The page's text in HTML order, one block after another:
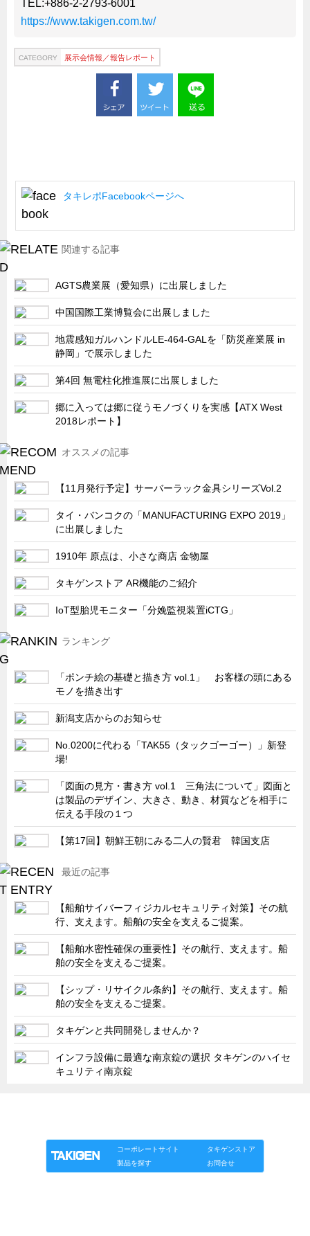
TEL:+886-2-2793-6001
https://www.takigen.com.tw/
CATEGORY 展示会情報／報告レポート
タキレポFacebookページへ
関連する記事
AGTS農業展（愛知県）に出展しました
中国国際工業博覧会に出展しました
地震感知ガルハンドルLE-464-GALを「防災産業展 in
静岡」で展示しました
第4回 無電柱化推進展に出展しました
郷に入っては郷に従うモノづくりを実感【ATX West
2018レポート】
オススメの記事
【11月発行予定】サーバーラック金具シリーズVol.2
タイ・バンコクの「MANUFACTURING EXPO 2019」
に出展しました
1910年 原点は、小さな商店 金物屋
タキゲンストア AR機能のご紹介
IoT型胎児モニター「分娩監視装置iCTG」
ランキング
「ポンチ絵の基礎と描き方 vol.1」 お客様の頭にある
モノを描き出す
新潟支店からのお知らせ
No.0200に代わる「TAK55（タックゴーゴー）」新登
場!
「図面の見方・書き方 vol.1 三角法について」図面と
は製品のデザイン、大きさ、動き、材質などを相手に
伝える手段の１つ
【第17回】朝鮮王朝にみる二人の賢君 韓国支店
最近の記事
【船舶サイバーフィジカルセキュリティ対策】その航
行、支えます。船舶の安全を支えるご提案。
【船舶水密性確保の重要性】その航行、支えます。船
舶の安全を支えるご提案。
【シップ・リサイクル条約】その航行、支えます。船
舶の安全を支えるご提案。
タキゲンと共同開発しませんか？
インフラ設備に最適な南京錠の選択 タキゲンのハイセ
キュリティ南京錠
コーポレートサイト
タキゲンストア
製品を探す
お問合せ